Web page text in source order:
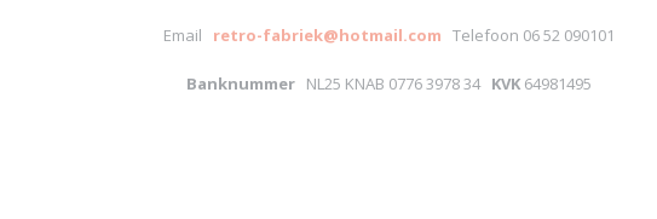
Email retro-fabriek@hotmail.com Telefoon 06 52 090101
Banknummer NL25 KNAB 0776 3978 34 KVK64981495